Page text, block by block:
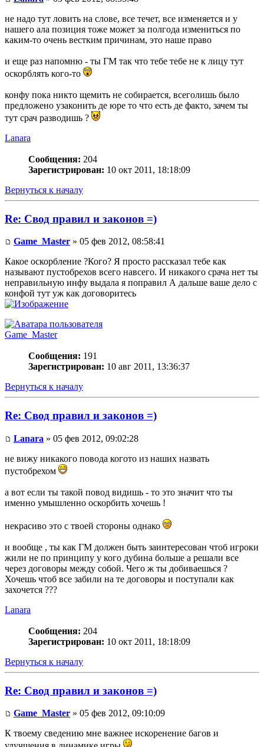
не надо тут ловить на слове, все течет, все изменяется и у
нашего ала позиция тоже может за полгода измениться по
каким-то очень вестким причинам, это наше право
и еще раз напомню - ты ГМ так что тебе тебе не к лицу тут
оскорблять кого-то
конфу пока никто щемить не собирается, всеголишь было
предложено узаконить де юре то что есть де факто, зачем ты
тут срач разводишь ?
Lanara
Сообщения: 204
Зарегистрирован: 10 окт 2011, 18:18:09
Вернуться к началу
Re: Свод правил и законов =)
Game_Master » 05 фев 2012, 08:58:41
Какое оскорбление ?Кого? Я просто рассказал тебе как
называют пустобрехов всего навсего. И никакого срача нет ты
неправильную инфу выдала я поправил А дальше ваше дело с
конфой тут уж как договоритесь
Game_Master
Сообщения: 191
Зарегистрирован: 10 авг 2011, 13:36:37
Вернуться к началу
Re: Свод правил и законов =)
Lanara » 05 фев 2012, 09:02:28
не вижу никакого повода когото из наших назвать
пустобрехом
а вот если ты такой повод видишь - то это значит что ты
именно умышленно оскорбить хочешь !
некрасиво это с твоей стороны однако
и вообще , ты как ГМ должен быть заинтересован чтоб игроки
жили не по принципу у кого дубина больше а решали все
через договоры между собой. Чего ж ты добиваешься ?
Хочешь чтоб все забили на те договоры и поступали как
захочется ???
Lanara
Сообщения: 204
Зарегистрирован: 10 окт 2011, 18:18:09
Вернуться к началу
Re: Свод правил и законов =)
Game_Master » 05 фев 2012, 09:10:09
К твоему сведению мне важнее искоренение багов и